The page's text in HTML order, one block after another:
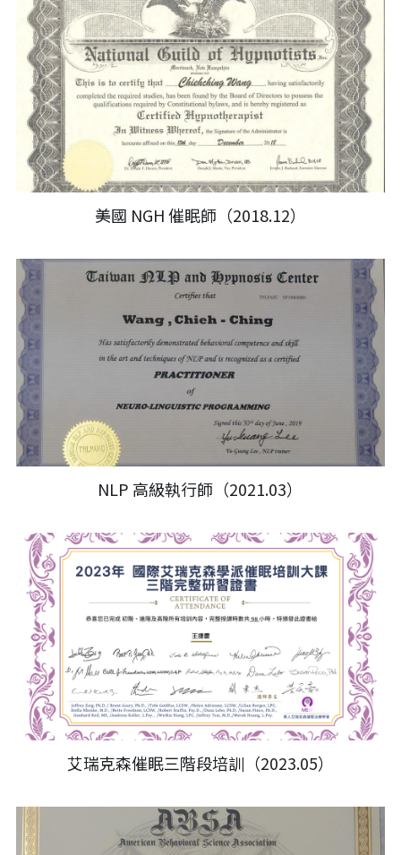
美國 NGH 催眠師（2018.12）
NLP 高級執行師（2021.03）
艾瑞克森催眠三階段培訓（2023.05）